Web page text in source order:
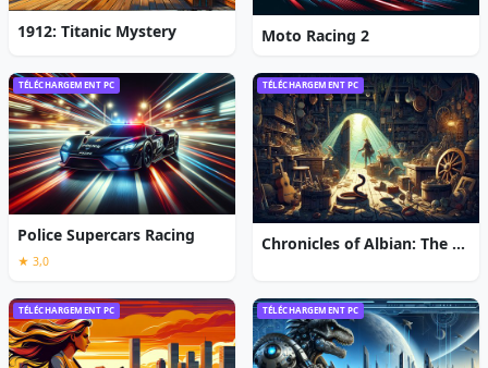
1912: Titanic Mystery Moto Racing 2
TÉLÉCHARGEMENT PC
Police Supercars Racing
★ 3,0
TÉLÉCHARGEMENT PC
Chronicles of Albian: The Magic Convention
TÉLÉCHARGEMENT PC TÉLÉCHARGEMENT PC